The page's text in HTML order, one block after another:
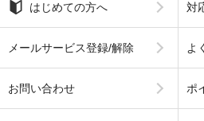
はじめての方へ 対
メールサービス登録/解除 よ
お問い合わせ ポ